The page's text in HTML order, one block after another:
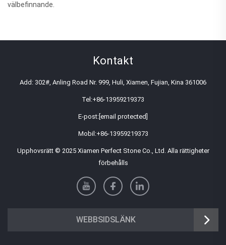
välbefinnande.
Kontakt
Add: 302#, Anling Road Nr. 999, Huli, Xiamen, Fujian, Kina 361006
Tel:+86-13959219373
E-post: [email protected]
Mobil:+86-13959219373
Upphovsrätt © 2025 Xiamen Perfect Stone Co., Ltd. Alla rättigheter
förbehålls
WEBBSIDSLÄNK